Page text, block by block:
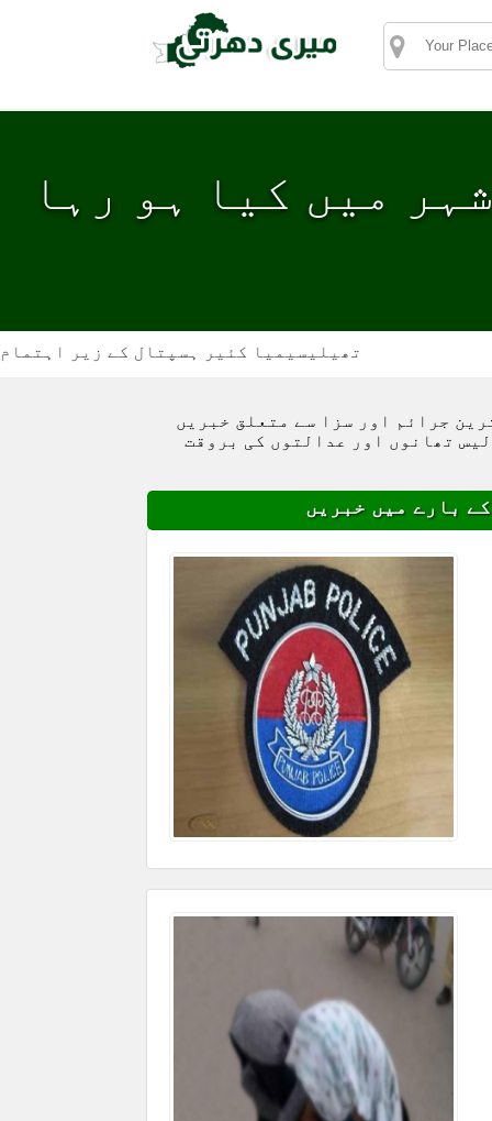
میں کیا ہو رہا
تھیلیسیمیا کئیر ہسپتال کے زیر اہتمام ڈی ایس
جرائم اور سزا سے متعلق خبریں
تھانوں اور عدالتوں کی بروقت
بارے میں خبریں